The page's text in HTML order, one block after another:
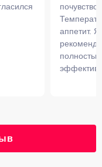
аппетит.